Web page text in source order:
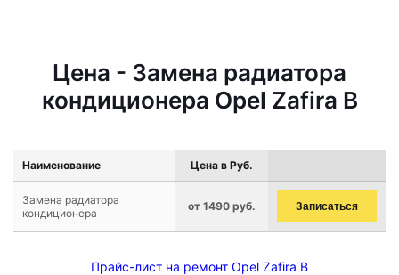
Цена - Замена радиатора
кондиционера Opel Zafira B
Наименование Цена в Руб.
Замена радиатора
кондиционера
от 1490 руб. Записаться
Прайс-лист на ремонт Opel Zafira B